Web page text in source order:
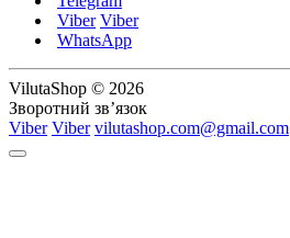
Viber Viber
WhatsApp
VilutaShop © 2026
Зворотний зв’язок
Viber Viber vilutashop.com@gmail.com